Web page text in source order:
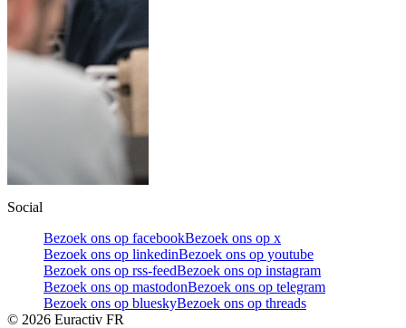
Social
Bezoek ons op facebookBezoek ons op x
Bezoek ons op linkedinBezoek ons op youtube
Bezoek ons op rss-feedBezoek ons op instagram
Bezoek ons op mastodonBezoek ons op telegram
Bezoek ons op blueskyBezoek ons op threads
© 2026 Euractiv FR